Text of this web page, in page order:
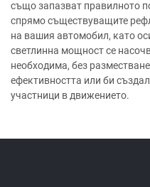
също запазват правилното
спрямо съществуващите
на вашия автомобил, като
светлинна мощност се
необходима, без
ефективността или би
участници в движението.